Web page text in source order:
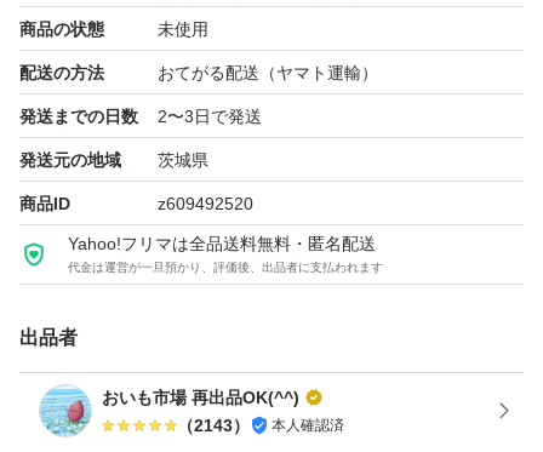
訳ありとなってますが、綺麗なお芋も多く入っておりま
す。
出荷日に検品して箱詰めしておりますが、輸送時の状況や
温度．湿度などで皮に傷がついたり、傷みが出てしまうか
もしれません。
遠方の方や翌日受け取りできない方は、お受け取り時に傷
んでいることもあるかもしれませんので、その旨ご了承下
さい。
商品の状態 未使用
配送の方法 おてがる配送（ヤマト運輸）
発送までの日数 2〜3日で発送
発送元の地域 茨城県
商品ID z609492520
Yahoo!フリマは全品送料無料・匿名配送
代金は運営が一旦預かり、評価後、出品者に支払われます
出品者
おいも市場 再出品OK(^^)
（2143） 本人確認済